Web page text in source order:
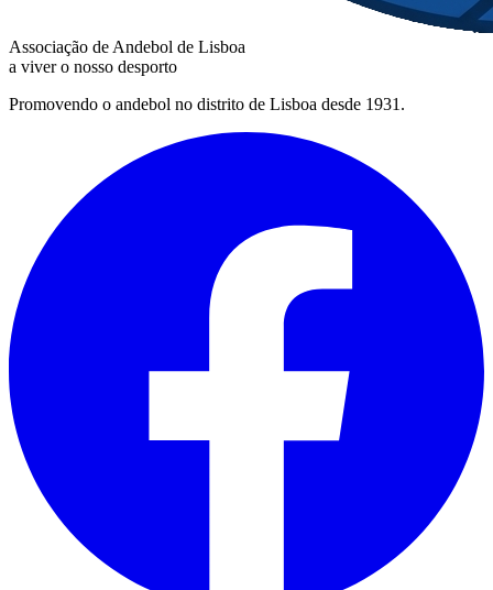
Associação de Andebol de Lisboa
a viver o nosso desporto
Promovendo o andebol no distrito de Lisboa desde 1931.